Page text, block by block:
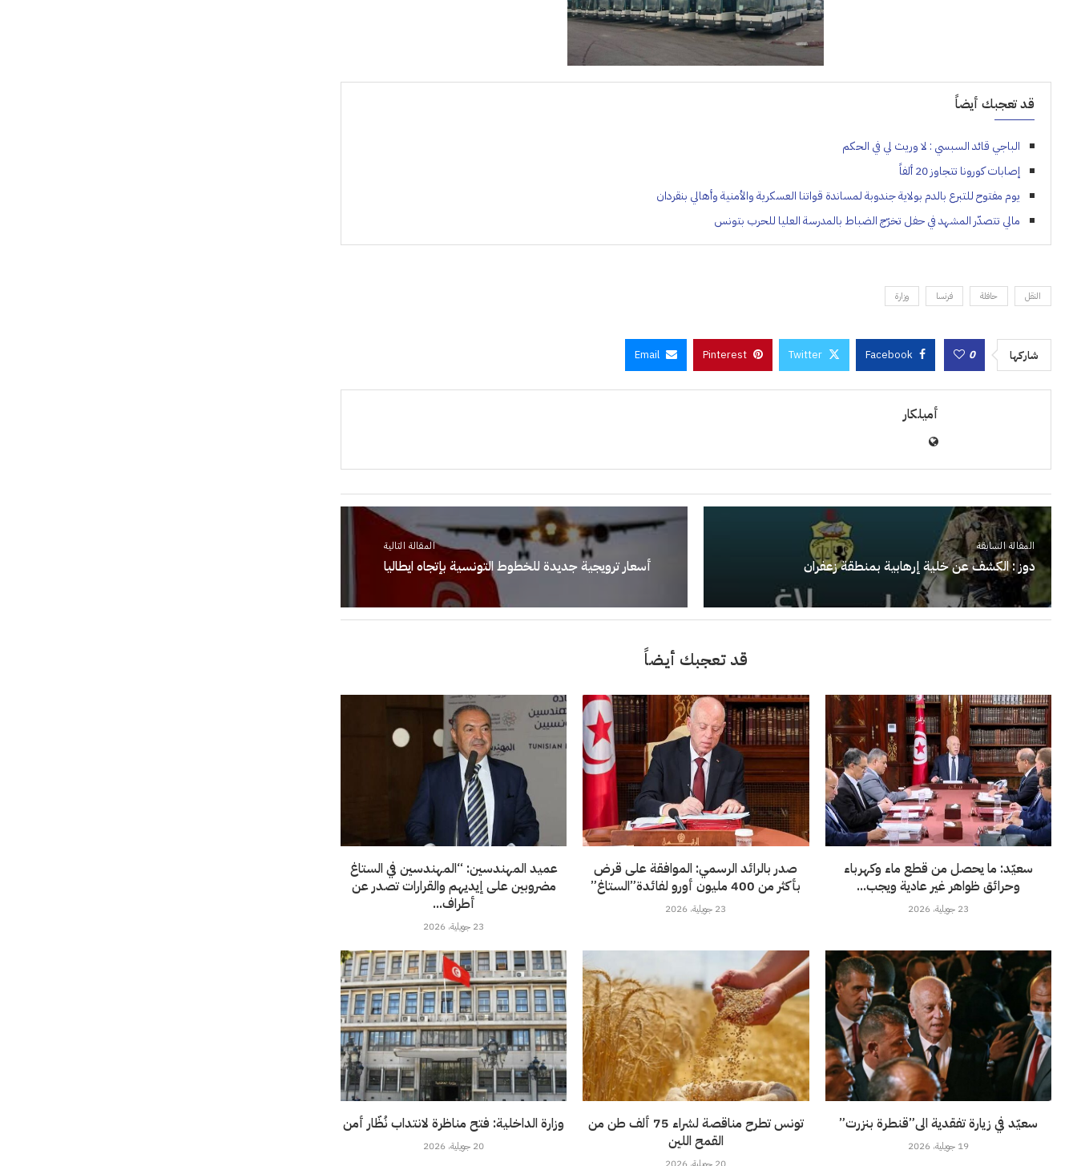
قد تعجبك أيضاً
الباجي قائد السبسي : لا وريث لي في الحكم
إصابات كورونا تتجاوز 20 ألفاً
يوم مفتوح للتبرع بالدم بولاية جندوبة لمساندة قواتنا العسكرية والأمنية وأهالي بنقردان
مالي تتصدّر المشهد في حفل تخرّج الضباط بالمدرسة العليا للحرب بتونس
النقل حافلة فرنسا وزارة
شاركها 0
Facebook
Twitter
Pinterest
Email
أميلكار
المقالة السابقة
دوز : الكشف عن خلية إرهابية بمنطقة زعفران
المقالة التالية
أسعار ترويجية جديدة للخطوط التونسية بإتجاه ايطاليا
قد تعجبك أيضاً
عميد المهندسين: “المهندسين في الستاغ
مضروبين على إيديهم والقرارات تصدر عن
أطراف...
23 جويلية، 2026
صدر بالرائد الرسمي: الموافقة على قرض
بأكثر من 400 مليون أورو لفائدة”الستاغ”
23 جويلية، 2026
سعيّد: ما يحصل من قطع ماء وكهرباء
وحرائق ظواهر غير عادية ويجب...
23 جويلية، 2026
وزارة الداخلية: فتح مناظرة لانتداب نُظّار أمن
20 جويلية، 2026
تونس تطرح مناقصة لشراء 75 ألف طن من
القمح اللين
سعيّد في زيارة تفقدية الى”قنطرة بنزرت”
19 جويلية، 2026